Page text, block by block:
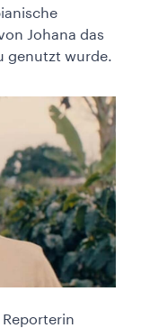
Johana das
genutzt wurde.